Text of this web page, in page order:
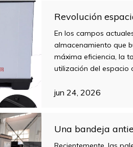
En los campos
almacenamiento que
máxima eficiencia, la
utilización del espacio
la velocidad de
destacan por su
jun 24, 2026